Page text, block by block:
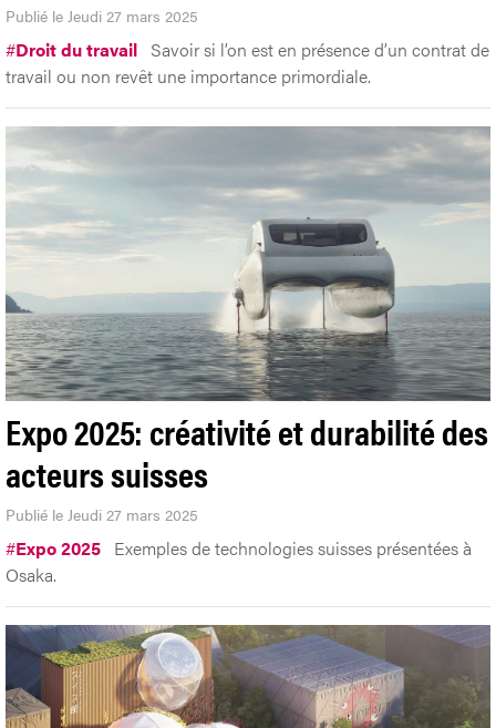
Publié le Jeudi 27 mars 2025
#Droit du travail Savoir si l’on est en présence d’un contrat de
travail ou non revêt une importance primordiale.
Expo 2025: créativité et durabilité des
acteurs suisses
Publié le Jeudi 27 mars 2025
#Expo 2025 Exemples de technologies suisses présentées à
Osaka.